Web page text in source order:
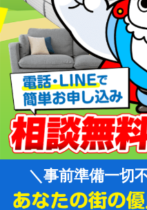
事前準備一切